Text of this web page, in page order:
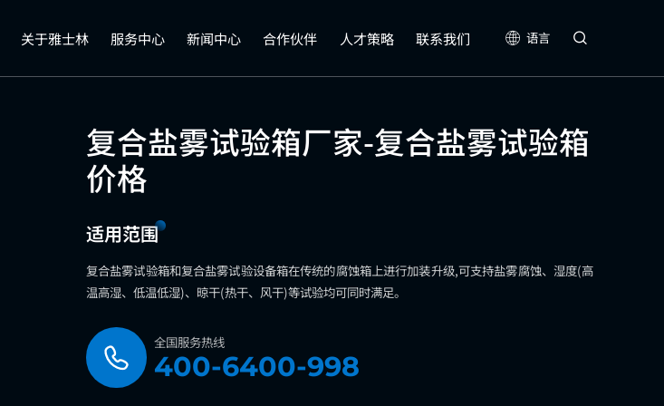
关于雅士林 服务中心 新闻中心 合作伙伴 人才策略 联系我们 语言
复合盐雾试验箱厂家-复合盐雾试验箱
价格
适用范围
复合盐雾试验箱和复合盐雾试验设备箱在传统的腐蚀箱上进行加装升级,可支持盐雾腐蚀、湿度(高
温高湿、低温低湿)、晾干(热干、风干)等试验均可同时满足。
全国服务热线
400-6400-998